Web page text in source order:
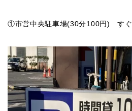
①市営中央駐車場(30分100円) すぐ